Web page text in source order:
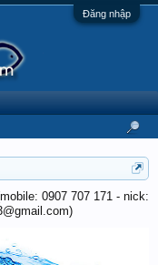
Đăng nhập
0907 707 171 - nick: